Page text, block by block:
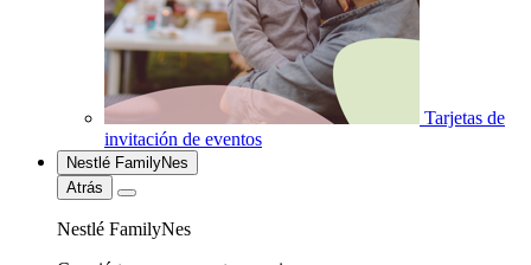
Tarjetas de
invitación de eventos
Nestlé FamilyNes
Atrás
Nestlé FamilyNes